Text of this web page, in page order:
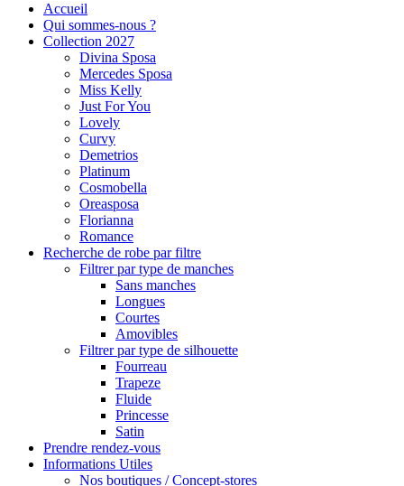
Accueil
Qui sommes-nous ?
Collection 2027
Divina Sposa
Mercedes Sposa
Miss Kelly
Just For You
Lovely
Curvy
Demetrios
Platinum
Cosmobella
Oreasposa
Florianna
Romance
Recherche de robe par filtre
Filtrer par type de manches
Sans manches
Longues
Courtes
Amovibles
Filtrer par type de silhouette
Fourreau
Trapeze
Fluide
Princesse
Satin
Prendre rendez-vous
Informations Utiles
Nos boutiques / Concept-stores